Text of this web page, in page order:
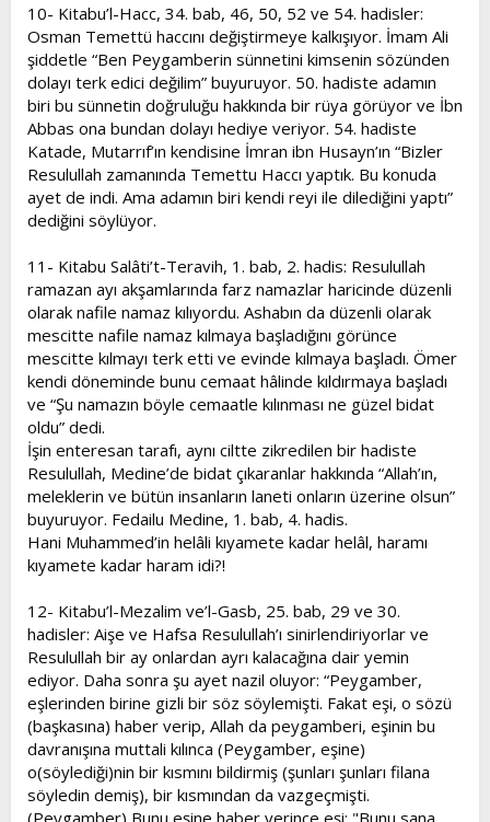
10- Kitabu’l-Hacc, 34. bab, 46, 50, 52 ve 54. hadisler:
Osman Temettü haccını değiştirmeye kalkışıyor. İmam Ali
şiddetle “Ben Peygamberin sünnetini kimsenin sözünden
dolayı terk edici değilim” buyuruyor. 50. hadiste adamın
biri bu sünnetin doğruluğu hakkında bir rüya görüyor ve İbn
Abbas ona bundan dolayı hediye veriyor. 54. hadiste
Katade, Mutarrıf’ın kendisine İmran ibn Husayn’ın “Bizler
Resulullah zamanında Temettu Haccı yaptık. Bu konuda
ayet de indi. Ama adamın biri kendi reyi ile dilediğini yaptı”
dediğini söylüyor.
11- Kitabu Salâti’t-Teravih, 1. bab, 2. hadis: Resulullah
ramazan ayı akşamlarında farz namazlar haricinde düzenli
olarak nafile namaz kılıyordu. Ashabın da düzenli olarak
mescitte nafile namaz kılmaya başladığını görünce
mescitte kılmayı terk etti ve evinde kılmaya başladı. Ömer
kendi döneminde bunu cemaat hâlinde kıldırmaya başladı
ve “Şu namazın böyle cemaatle kılınması ne güzel bidat
oldu” dedi.
İşin enteresan tarafı, aynı ciltte zikredilen bir hadiste
Resulullah, Medine’de bidat çıkaranlar hakkında “Allah’ın,
meleklerin ve bütün insanların laneti onların üzerine olsun”
buyuruyor. Fedailu Medine, 1. bab, 4. hadis.
Hani Muhammed’in helâli kıyamete kadar helâl, haramı
kıyamete kadar haram idi?!
12- Kitabu’l-Mezalim ve’l-Gasb, 25. bab, 29 ve 30.
hadisler: Aişe ve Hafsa Resulullah’ı sinirlendiriyorlar ve
Resulullah bir ay onlardan ayrı kalacağına dair yemin
ediyor. Daha sonra şu ayet nazil oluyor: “Peygamber,
eşlerinden birine gizli bir söz söylemişti. Fakat eşi, o sözü
(başkasına) haber verip, Allah da peygamberi, eşinin bu
davranışına muttali kılınca (Peygamber, eşine)
o(söylediği)nin bir kısmını bildirmiş (şunları şunları filana
söyledin demiş), bir kısmından da vazgeçmişti.
(Peygamber) Bunu eşine haber verince eşi: "Bunu sana